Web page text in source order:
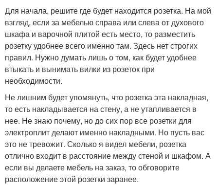
Для начала, решите где будет находится розетка. На мой
взгляд, если за мебелью справа или слева от духового
шкафа и варочной плитой есть место, то разместить
розетку удобнее всего именно там. Здесь нет строгих
правил. Нужно думать лишь о том, как будет удобнее
втыкать и вынимать вилки из розеток при
необходимости.
Не лишним будет упомянуть, что розетка эта накладная,
то есть накладывается на стену, а не утапливается в
нее. Не знаю почему, но до сих пор все розетки для
электроплит делают именно накладными. Но пусть вас
это не тревожит. Сколько я видел мебели, розетка
отлично входит в расстояние между стеной и шкафом. А
если вы делаете мебель на заказ, то обговорите
расположение этой розетки заранее.